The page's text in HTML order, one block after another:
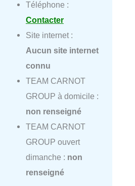
Téléphone :
Contacter
Site internet :
Aucun site internet
connu
TEAM CARNOT
GROUP à domicile :
non renseigné
TEAM CARNOT
GROUP ouvert
dimanche : non
renseigné